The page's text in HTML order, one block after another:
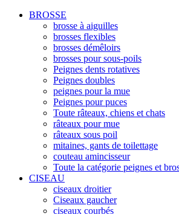
BROSSE
brosse à aiguilles
brosses flexibles
brosses démêloirs
brosses pour sous-poils
Peignes dents rotatives
Peignes doubles
peignes pour la mue
Peignes pour puces
Toute râteaux, chiens et chats
râteaux pour mue
râteaux sous poil
mitaines, gants de toilettage
couteau amincisseur
Toute la catégorie peignes et
CISEAU
ciseaux droitier
Ciseaux gaucher
ciseaux courbés